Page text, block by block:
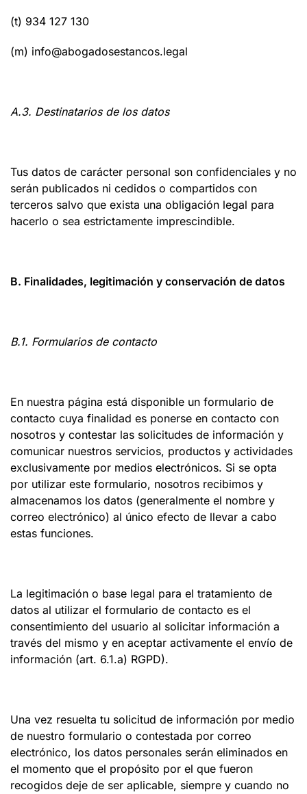
(t) 934 127 130
(m) info@abogadosestancos.legal
A.3. Destinatarios de los datos
Tus datos de carácter personal son confidenciales y no
serán publicados ni cedidos o compartidos con
terceros salvo que exista una obligación legal para
hacerlo o sea estrictamente imprescindible.
B. Finalidades, legitimación y conservación de datos
B.1. Formularios de contacto
En nuestra página está disponible un formulario de
contacto cuya finalidad es ponerse en contacto con
nosotros y contestar las solicitudes de información y
comunicar nuestros servicios, productos y actividades
exclusivamente por medios electrónicos. Si se opta
por utilizar este formulario, nosotros recibimos y
almacenamos los datos (generalmente el nombre y
correo electrónico) al único efecto de llevar a cabo
estas funciones.
La legitimación o base legal para el tratamiento de
datos al utilizar el formulario de contacto es el
consentimiento del usuario al solicitar información a
través del mismo y en aceptar activamente el envío de
información (art. 6.1.a) RGPD).
Una vez resuelta tu solicitud de información por medio
de nuestro formulario o contestada por correo
electrónico, los datos personales serán eliminados en
el momento que el propósito por el que fueron
recogidos deje de ser aplicable, siempre y cuando no